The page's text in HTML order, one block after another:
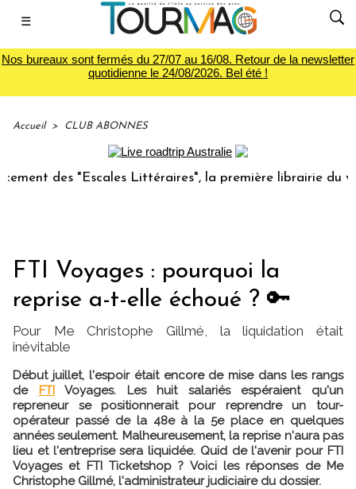
☰
Nos bureaux sont fermés du 27/07 au 16/08. Retour de la newsletter
quotidienne le 24/08/2026. Bel été !
Accueil > CLUB ABONNES
"Escales Littéraires", la première librairie du voyage
FTI Voyages : pourquoi la
reprise a-t-elle échoué ? 🔑
Pour Me Christophe Gillmé, la liquidation était
inévitable
Début juillet, l'espoir était encore de mise dans les rangs
de FTIVoyages. Les huit salariés espéraient qu'un
repreneur se positionnerait pour reprendre un tour-
opérateur passé de la 48e à la 5e place en quelques
années seulement. Malheureusement, la reprise n'aura pas
lieu et l'entreprise sera liquidée. Quid de l'avenir pour FTI
Voyages et FTI Ticketshop ? Voici les réponses de Me
Christophe Gillmé, l'administrateur judiciaire du dossier.